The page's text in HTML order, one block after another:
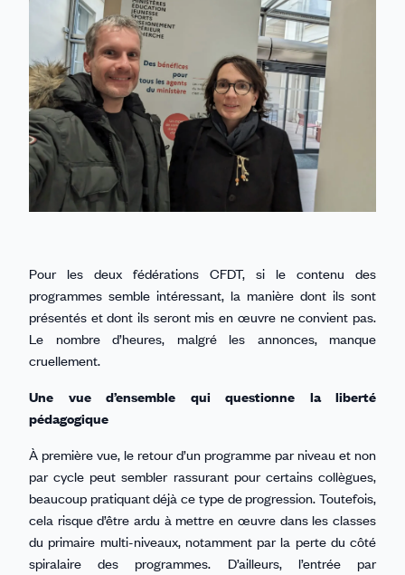
Pour les deux fédérations CFDT, si le contenu des
programmes semble intéressant, la manière dont ils sont
présentés et dont ils seront mis en œuvre ne convient pas.
Le nombre d’heures, malgré les annonces, manque
cruellement.
Une vue d’ensemble qui questionne la liberté
pédagogique
À première vue, le retour d’un programme par niveau et non
par cycle peut sembler rassurant pour certains collègues,
beaucoup pratiquant déjà ce type de progression. Toutefois,
cela risque d’être ardu à mettre en œuvre dans les classes
du primaire multi-niveaux, notamment par la perte du côté
spiralaire des programmes. D’ailleurs, l’entrée par